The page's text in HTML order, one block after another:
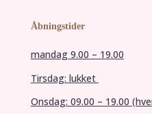
Åbningstider
mandag 9.00 – 19.00
Tirsdag: lukket
Onsdag: 09.00 – 19.00